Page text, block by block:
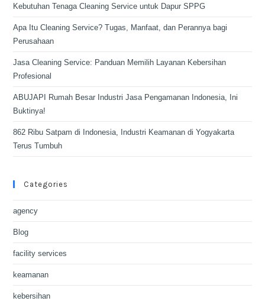
Kebutuhan Tenaga Cleaning Service untuk Dapur SPPG
Apa Itu Cleaning Service? Tugas, Manfaat, dan Perannya bagi
Perusahaan
Jasa Cleaning Service: Panduan Memilih Layanan Kebersihan
Profesional
ABUJAPI Rumah Besar Industri Jasa Pengamanan Indonesia, Ini
Buktinya!
862 Ribu Satpam di Indonesia, Industri Keamanan di Yogyakarta
Terus Tumbuh
Categories
agency
Blog
facility services
keamanan
kebersihan